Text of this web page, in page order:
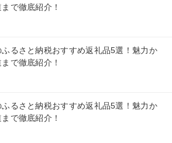
で徹底紹介！
るさと納税おすすめ返礼品5選！魅力か
で徹底紹介！
ふるさと納税おすすめ返礼品5選！魅力か
で徹底紹介！